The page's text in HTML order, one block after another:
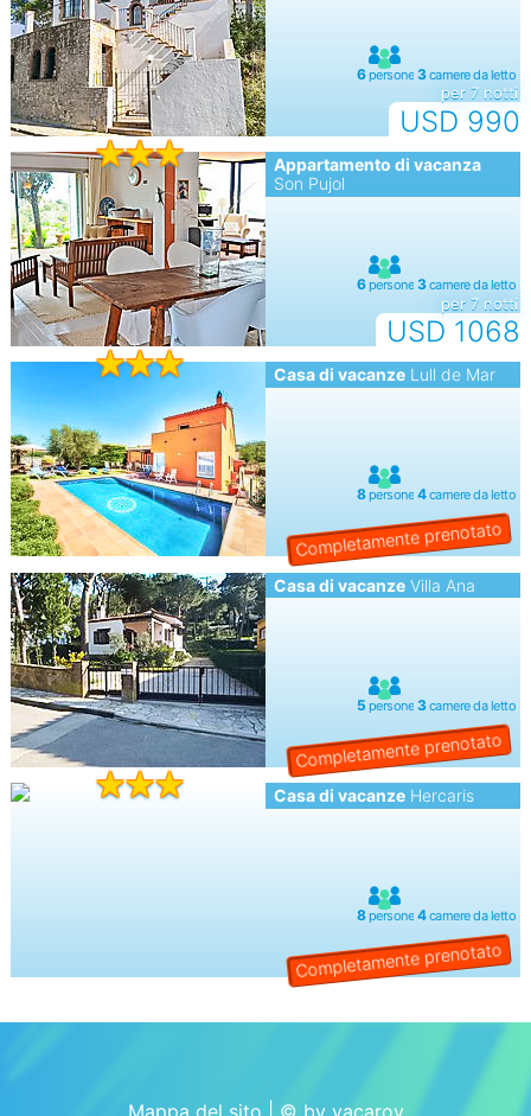
USD 990
per 7 notti
Appartamento di vacanza
Son Pujol
USD 1068
per 7 notti
Casa di vacanzeLull de Mar
Casa di vacanzeVilla Ana
Casa di vacanzeHercaris
Mappa del sito | © by vacaroy